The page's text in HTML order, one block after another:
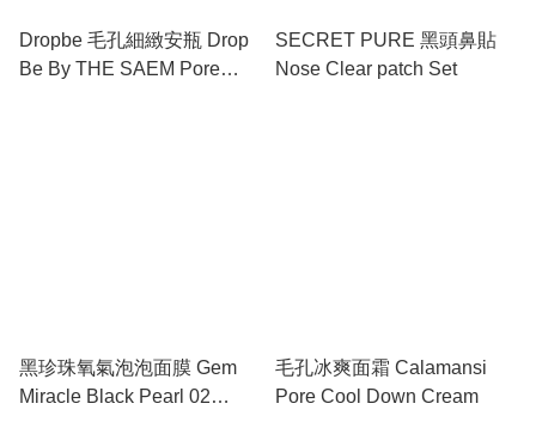
Dropbe 毛孔細緻安瓶 Drop
Be By THE SAEM Pore
SECRET PURE 黑頭鼻貼
Nose Clear patch Set
黑珍珠氧氣泡泡面膜 Gem
Miracle Black Pearl 02
毛孔冰爽面霜 Calamansi
Pore Cool Down Cream